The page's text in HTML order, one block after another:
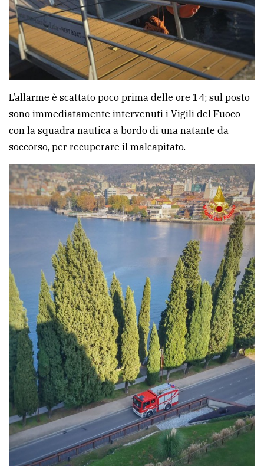
L’allarme è scattato poco prima delle ore 14; sul posto
sono immediatamente intervenuti i Vigili del Fuoco
con la squadra nautica a bordo di una natante da
soccorso, per recuperare il malcapitato.